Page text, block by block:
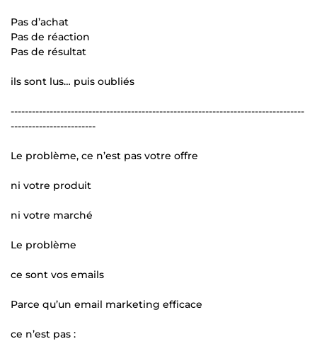
Pas d’achat
Pas de réaction
Pas de résultat
ils sont lus… puis oubliés
-----------------------------------------------------------------------------------
------------------------
Le problème, ce n’est pas votre offre
ni votre produit
ni votre marché
Le problème
ce sont vos emails
Parce qu’un email marketing efficace
ce n’est pas :